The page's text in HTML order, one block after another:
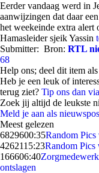
Eerder vandaag werd in
aanwijzingen dat daar
het weekeinde extra alert
Hamasleider sjeik Yassin
Submitter: Bron: RTL
68
Help ons; deel dit item
Heb je een leuk of
terug ziet? Tip ons dan
Zoek jij altijd de leukste
Meld je aan als
Meest gelezen
6829600:35Random
4262115:23Random Pics
166606:40
ontslagen